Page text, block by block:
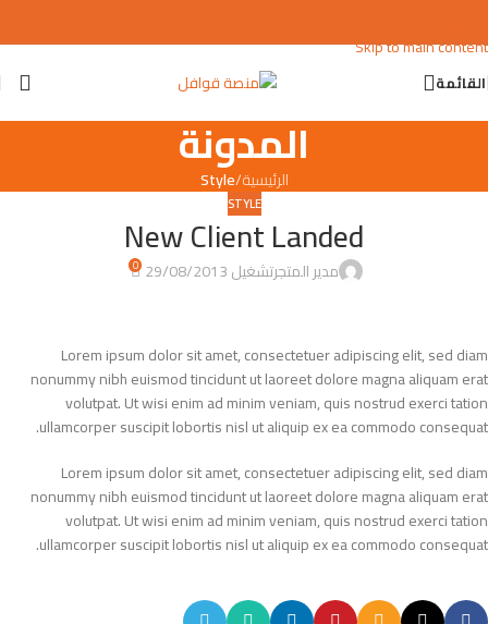
Skip to main content
القائمة
المدونة
الرئيسية/
Style
STYLE
New Client Landed
مدير المتجرتشغيل 29/08/2013 0
Lorem ipsum dolor sit amet, consectetuer adipiscing elit, sed diam
nonummy nibh euismod tincidunt ut laoreet dolore magna aliquam erat
volutpat. Ut wisi enim ad minim veniam, quis nostrud exerci tation
ullamcorper suscipit lobortis nisl ut aliquip ex ea commodo consequat.
Lorem ipsum dolor sit amet, consectetuer adipiscing elit, sed diam
nonummy nibh euismod tincidunt ut laoreet dolore magna aliquam erat
volutpat. Ut wisi enim ad minim veniam, quis nostrud exerci tation
ullamcorper suscipit lobortis nisl ut aliquip ex ea commodo consequat.